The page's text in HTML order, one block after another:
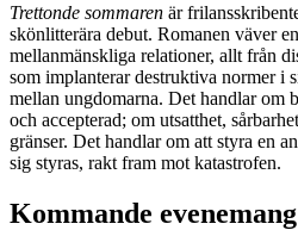
Trettonde sommaren är
skönlitterära debut. Romanen väver
mellanmänskliga relationer, allt från
som implanterar destruktiva normer i
mellan ungdomarna. Det handlar om
och accepterad; om utsatthet,
gränser. Det handlar om att styra en
sig styras, rakt fram mot katastrofen.
Kommande evenemang